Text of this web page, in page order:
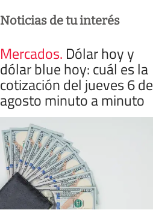
Noticias de tu interés
Mercados. Dólar hoy y
dólar blue hoy: cuál es la
cotización del jueves 6 de
agosto minuto a minuto